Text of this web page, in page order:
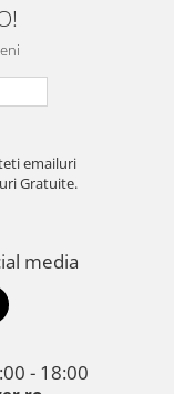
emailuri
Gratuite.
media
- 18:00